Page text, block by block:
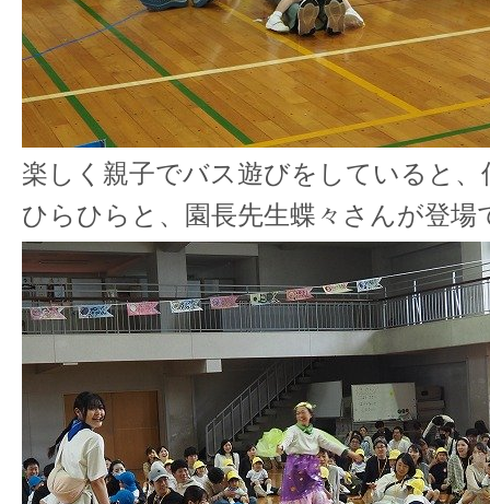
楽しく親子でバス遊びをしていると
ひらひらと、園長先生蝶々さんが登場